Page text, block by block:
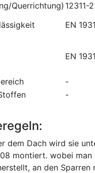
Querrichtung) 12311-2
EN 1931
EN 1931
-
-
dem Dach wird sie
montiert. wobei
an den Sparren